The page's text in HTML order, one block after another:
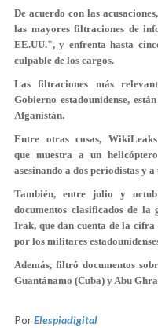
De acuerdo con las
las mayores filtraciones de
EE.UU.", y enfrenta hasta
culpable de los cargos.
Las filtraciones más
Gobierno estadounidense,
Afganistán.
Entre otras cosas,
que muestra a un
asesinando a dos periodistas y
También, entre julio y
documentos clasificados de
Irak, que dan cuenta de la
por los militares
Además, filtró documentos
Guantánamo (Cuba) y Abu
PorElespiadigital